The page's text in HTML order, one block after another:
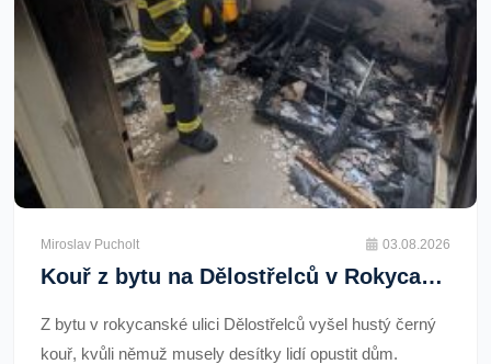
Miroslav Pucholt 03.08.2026
Kouř z bytu na Dělostřelců v Rokycanech vyhnal desítky lidí. Škoda 3,5 milionu
Z bytu v rokycanské ulici Dělostřelců vyšel hustý černý
kouř, kvůli němuž musely desítky lidí opustit dům.